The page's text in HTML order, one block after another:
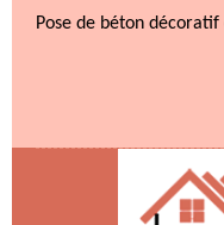
Pose de béton